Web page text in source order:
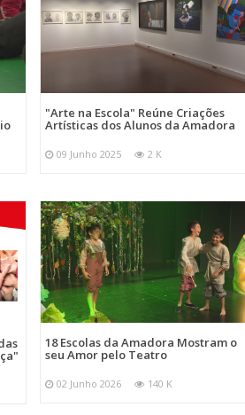
"Arte na Escola" Reúne Criações
Artísticas dos Alunos da Amadora
09 Junho 2025 2 K
18 Escolas da Amadora Mostram o
seu Amor pelo Teatro
02 Junho 2026 140 K